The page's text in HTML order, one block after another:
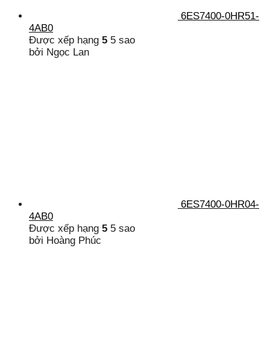
6ES7400-0HR51-
4AB0
Được xếp hạng 5 5 sao
bởi Ngọc Lan
6ES7400-0HR04-
4AB0
Được xếp hạng 5 5 sao
bởi Hoàng Phúc